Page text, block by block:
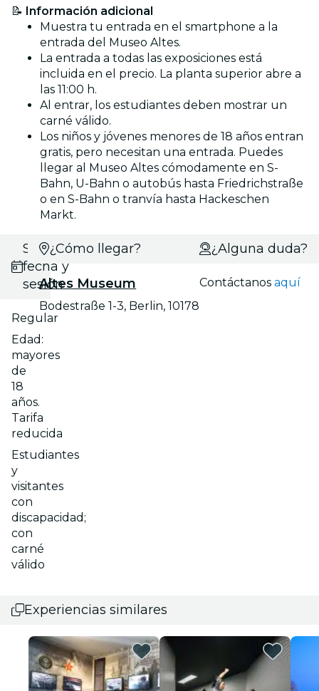
📝 Información adicional
Muestra tu entrada en el smartphone a la
entrada del Museo Altes.
La entrada a todas las exposiciones está
incluida en el precio. La planta superior abre a
las 11:00 h.
Al entrar, los estudiantes deben mostrar un
carné válido.
Los niños y jóvenes menores de 18 años entran
gratis, pero necesitan una entrada. Puedes
llegar al Museo Altes cómodamente en S-
Bahn, U-Bahn o autobús hasta Friedrichstraße
o en S-Bahn o tranvía hasta Hackeschen
Markt.
Selecciona
fecha y
sesión
Regular
Edad:
mayores
de
18
años.
Tarifa
reducida
Estudiantes
y
visitantes
con
discapacidad;
con
carné
válido
¿Cómo llegar?
Altes Museum
Bodestraße 1-3, Berlin, 10178
¿Alguna duda?
Contáctanosaquí
Experiencias similares